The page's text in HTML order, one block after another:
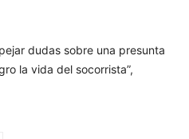
dudas sobre una presunta
la vida del socorrista”,